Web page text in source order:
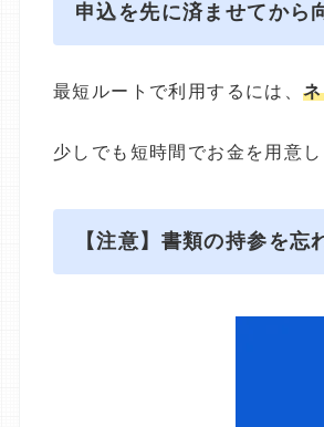
申込を先に済ませてから
最短ルートで利用するには、
少しでも短時間でお金を用意
【注意】書類の持参を忘